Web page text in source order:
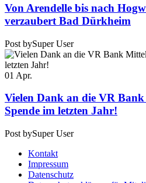
Von Arendelle bis nach
verzaubert Bad Dürkheim
Post bySuper User
01 Apr.
Vielen Dank an die VR
Spende im letzten Jahr!
Post bySuper User
Kontakt
Impressum
Datenschutz